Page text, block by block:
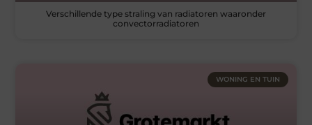
Verschillende type straling van radiatoren waaronder
convectorradiatoren
WONING EN TUIN